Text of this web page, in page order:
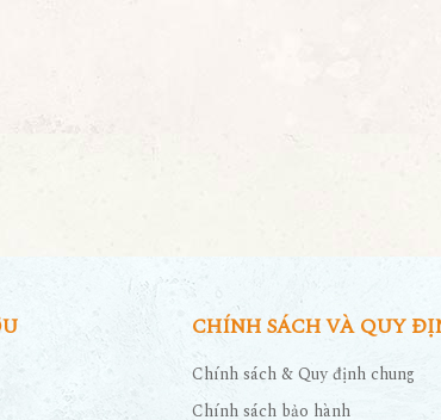
CHÍNH SÁCH VÀ QUY
Chính sách & Quy định chung
Chính sách bảo hành